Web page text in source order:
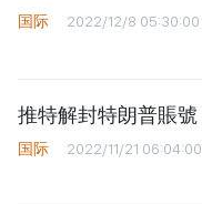
国际 2022/12/8 05:30:00
推特解封特朗普賬號
国际 2022/11/21 06:04:00